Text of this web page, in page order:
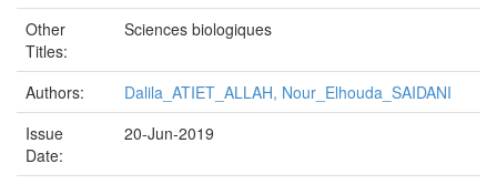
Other
Titles:
Sciences biologiques
Authors:
Dalila_ATIET_ALLAH, Nour_Elhouda_SAIDANI
Issue
Date:
20-Jun-2019